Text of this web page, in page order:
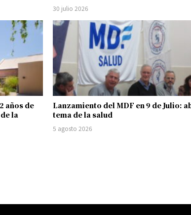
30 julio 2026
años de
la
Lanzamiento del MDF en 9 de Julio:
tema de la salud
5 agosto 2026